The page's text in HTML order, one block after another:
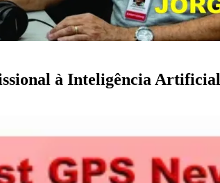
à Inteligência Artificial